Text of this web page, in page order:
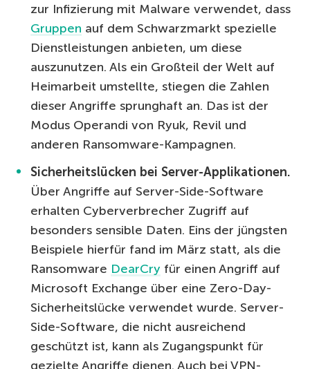
zur Infizierung mit Malware verwendet, dass
Gruppen auf dem Schwarzmarkt spezielle
Dienstleistungen anbieten, um diese
auszunutzen. Als ein Großteil der Welt auf
Heimarbeit umstellte, stiegen die Zahlen
dieser Angriffe sprunghaft an. Das ist der
Modus Operandi von Ryuk, Revil und
anderen Ransomware-Kampagnen.
Sicherheitslücken bei Server-Applikationen.
Über Angriffe auf Server-Side-Software
erhalten Cyberverbrecher Zugriff auf
besonders sensible Daten. Eins der jüngsten
Beispiele hierfür fand im März statt, als die
Ransomware DearCry für einen Angriff auf
Microsoft Exchange über eine Zero-Day-
Sicherheitslücke verwendet wurde. Server-
Side-Software, die nicht ausreichend
geschützt ist, kann als Zugangspunkt für
gezielte Angriffe dienen. Auch bei VPN-